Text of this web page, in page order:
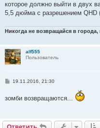
которое должно выйти в двух
5,5 дюйма с разрешением QHD
Никогда не возвращайся в города,
alf555
Пользователь
С
б
и
19.11.2016, 21:30
зомби возвращаются...
Ответить